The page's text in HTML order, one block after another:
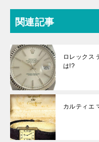
関連記事
ロレックス
は!?
カルティエ